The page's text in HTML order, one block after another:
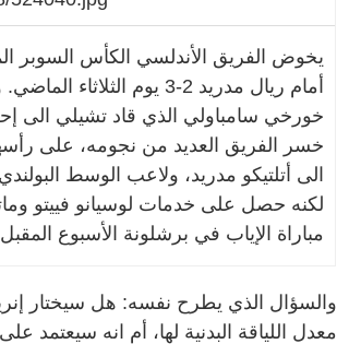
يخوض الفريق الأندلسي الكأس السوبر
أمام ريال مدريد 2-3 يوم
خورخي سامباولي الذي قاد تشيلي الى
خسر الفريق العديد من نجومه، على
الى أتلتيكو مدريد، ولاعب الوسط
لكنه حصل على خدمات لوسيانو فييتو
مباراة الإياب في برشلونة الأسبوع
والسؤال الذي يطرح نفسه: هل سيختار
معدل اللياقة البدنية لها، أم انه سيعتمد